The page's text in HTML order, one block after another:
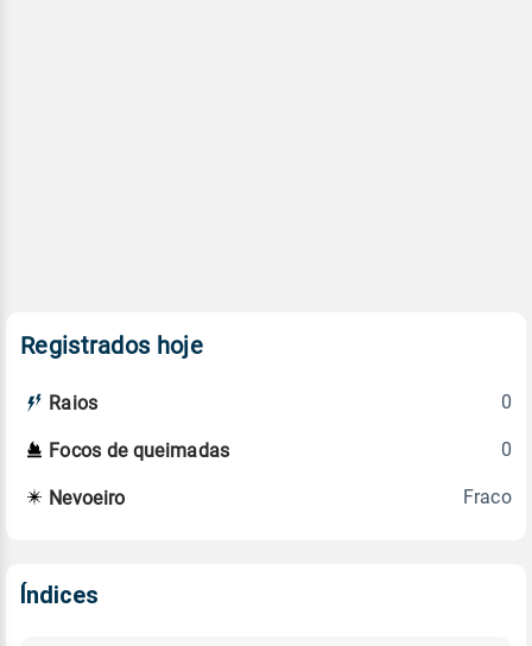
Registrados hoje
Raios 0
Focos de queimadas 0
Nevoeiro Fraco
Índices